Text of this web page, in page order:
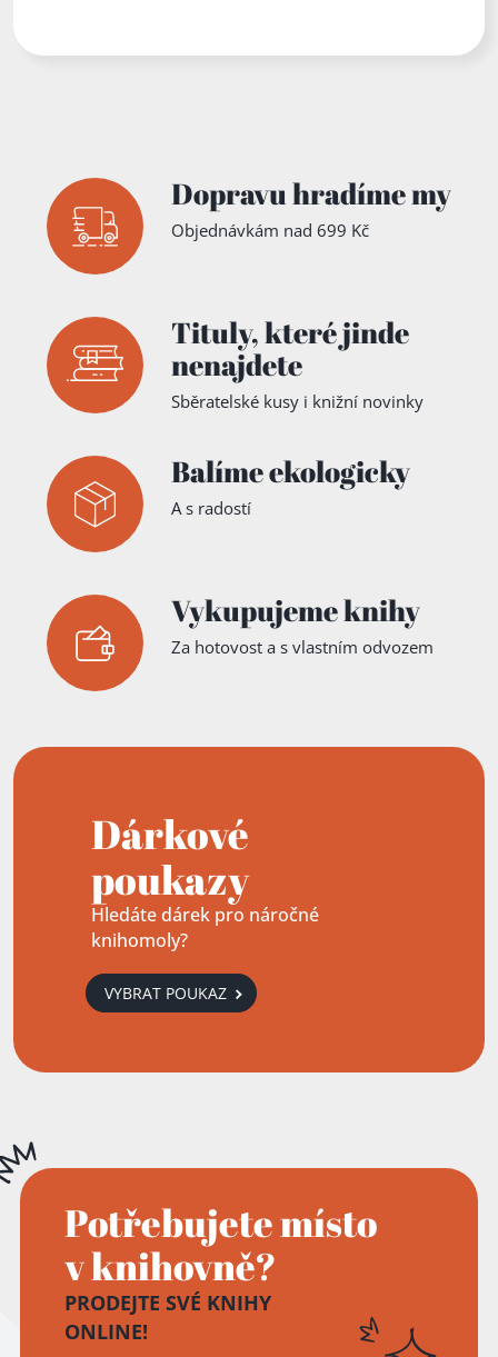
Dopravu hradíme my
Objednávkám nad 699 Kč
Tituly,které jinde
nenajdete
Sběratelské kusy i knižní novinky
Balíme ekologicky
A s radostí
Vykupujeme knihy
Za hotovost a s vlastním odvozem
Dárkové
poukazy
Hledáte dárek pro náročné
knihomoly?
VYBRAT POUKAZ
Potřebujete místo
v knihovně?
PRODEJTE SVÉ KNIHY
ONLINE!